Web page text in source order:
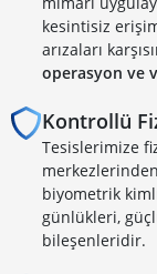
kesintisiz
arızaları
operasyon ve
Kontrollü
Tesislerimize
biyometrik
günlükleri,
bileşenleridir.